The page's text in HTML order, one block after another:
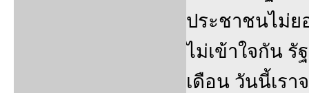
ประชาชนไม่ย
ไม่เข้าใจกัน รั
เดือน วันนี้เรา